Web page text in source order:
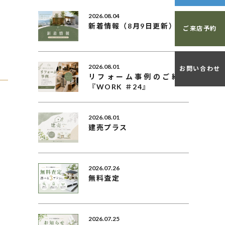
ご来店予約
お問い合わせ
2026.08.04
新着情報（8月9日更新）
2026.08.01
リフォーム事例のご紹介
『WORK ＃24』
2026.08.01
建売プラス
2026.07.26
無料査定
2026.07.25